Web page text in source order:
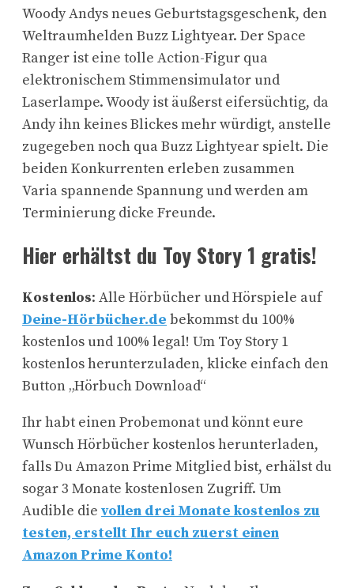
Woody Andys neues Geburtstagsgeschenk, den
Weltraumhelden Buzz Lightyear. Der Space
Ranger ist eine tolle Action-Figur qua
elektronischem Stimmensimulator und
Laserlampe. Woody ist äußerst eifersüchtig, da
Andy ihn keines Blickes mehr würdigt, anstelle
zugegeben noch qua Buzz Lightyear spielt. Die
beiden Konkurrenten erleben zusammen
Varia spannende Spannung und werden am
Terminierung dicke Freunde.
Hier erhältst du Toy Story 1 gratis!
Kostenlos: Alle Hörbücher und Hörspiele auf
Deine-Hörbücher.de bekommst du 100%
kostenlos und 100% legal! Um Toy Story 1
kostenlos herunterzuladen, klicke einfach den
Button „Hörbuch Download“
Ihr habt einen Probemonat und könnt eure
Wunsch Hörbücher kostenlos herunterladen,
falls Du Amazon Prime Mitglied bist, erhälst du
sogar 3 Monate kostenlosen Zugriff. Um
Audible die vollen drei Monate kostenlos zu
testen, erstellt Ihr euch zuerst einen
Amazon Prime Konto!